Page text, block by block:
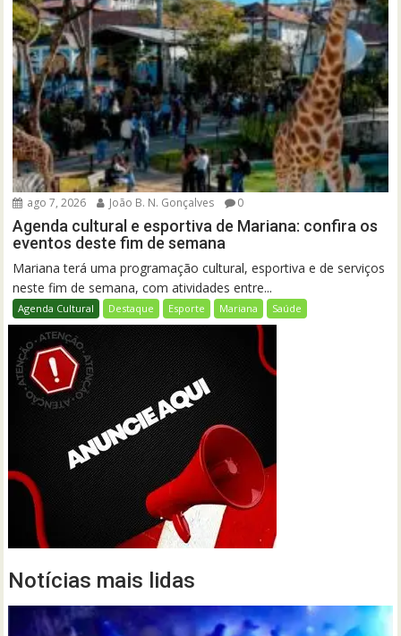
ago 7, 2026 João B. N. Gonçalves 0
Agenda cultural e esportiva de Mariana: confira os
eventos deste fim de semana
Mariana terá uma programação cultural, esportiva e de serviços
neste fim de semana, com atividades entre...
Agenda Cultural Destaque Esporte Mariana Saúde
Notícias mais lidas